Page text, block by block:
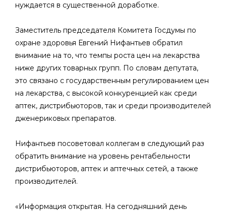
нуждается в существенной доработке.
Заместитель председателя Комитета Госдумы по
охране здоровья Евгений Нифантьев обратил
внимание на то, что темпы роста цен на лекарства
ниже других товарных групп. По словам депутата,
это связано с государственным регулированием цен
на лекарства, с высокой конкуренцией как среди
аптек, дистрибьюторов, так и среди производителей
дженериковых препаратов.
Нифантьев посоветовал коллегам в следующий раз
обратить внимание на уровень рентабельности
дистрибьюторов, аптек и аптечных сетей, а также
производителей.
«Информация открытая. На сегодняшний день